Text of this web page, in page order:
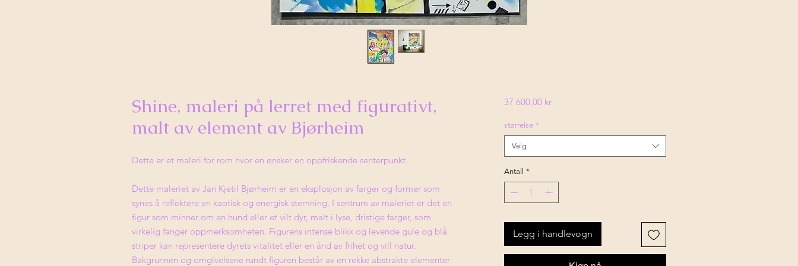
Shine, maleri på lerret med figurativt,
malt av element av Bjørheim
Dette er et maleri for rom hvor en ønsker en oppfriskende senterpunkt.
Dette maleriet av Jan Kjetil Bjørheim er en eksplosjon av farger og former som
synes å reflektere en kaotisk og energisk stemning. I sentrum av maleriet er det en
figur som minner om en hund eller et vilt dyr, malt i lyse, dristige farger, som
virkelig fanger oppmerksomheten. Figurens intense blikk og levende gule og blå
striper kan representere dyrets vitalitet eller en ånd av frihet og vill natur.
Bakgrunnen og omgivelsene rundt figuren består av en rekke abstrakte elementer
37 600,00 krPris
størrelse *
Velg
Antall *
Legg i handlevogn